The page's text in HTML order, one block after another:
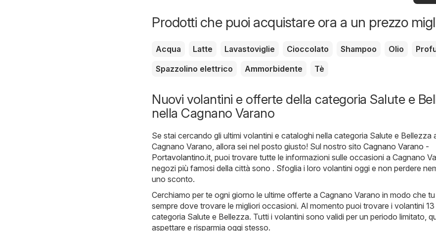
Prodotti che puoi acquistare ora a un prezzo
Acqua Latte Lavastoviglie Cioccolato Shampoo Olio
Spazzolino elettrico
Ammorbidente Tè
Nuovi volantini e offerte della categoria Salute e
nella Cagnano Varano
Se stai cercando gli ultimi volantini e cataloghi nella categoria Salute e Bellezza
Cagnano Varano, allora sei nel posto giusto! Sul nostro sito Cagnano Varano -
Portavolantino.it, puoi trovare tutte le informazioni sulle occasioni a Cagnano
negozi più famosi della città sono . Sfoglia i loro volantini oggi e non perdere
uno sconto.
Cerchiamo per te ogni giorno le ultime offerte a Cagnano Varano in modo che
sempre dove trovare le migliori occasioni. Al momento puoi trovare i volantini 13
categoria Salute e Bellezza. Tutti i volantini sono validi per un periodo limitato,
aspettare e risparmia oggi stesso.